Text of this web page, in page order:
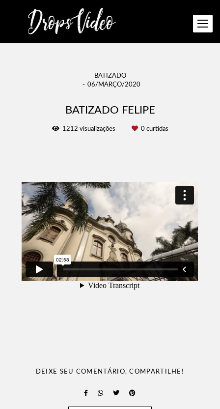
BATIZADO
06/MARÇO/2020
BATIZADO FELIPE
1212 visualizações 0curtidas
DEIXE SEU COMENTÁRIO, COMPARTILHE!